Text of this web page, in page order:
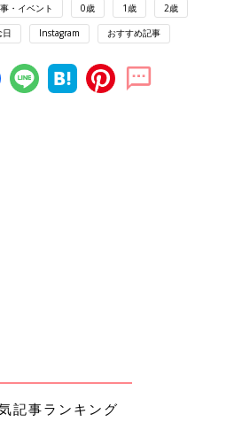
」
やバルーン、ドライフラワーなどベ
ハーフバースデーの写真を撮影。ニコ
・イベント 0歳 1歳 2歳
日 Instagram おすすめ記事
記事ランキング